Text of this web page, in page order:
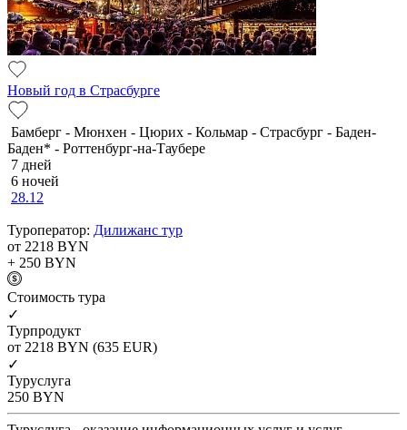
Новый год в Страсбурге
Бамберг - Мюнхен - Цюрих - Кольмар - Страсбург - Баден-
Баден* - Роттенбург-на-Таубере
7 дней
6 ночей
28.12
Туроператор: Дилижанс тур
от 2218 BYN
+ 250 BYN
Cтоимость тура
✓
Турпродукт
от 2218 BYN (635 EUR)
✓
Туруслуга
250 BYN